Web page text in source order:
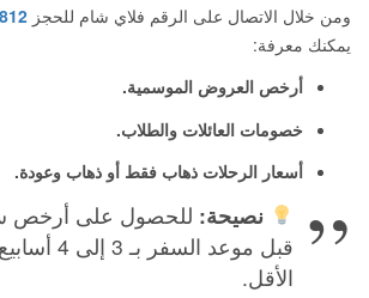
ومن خلال الاتصال على الرقم فلاي شام للحجز
يمكنك معرفة:
أرخص العروض الموسمية.
خصومات العائلات والطلاب.
أسعار الرحلات ذهاب فقط أو ذهاب وعودة.
نصيحة: للحصول على أرخص
قبل موعد السفر
الأقل.